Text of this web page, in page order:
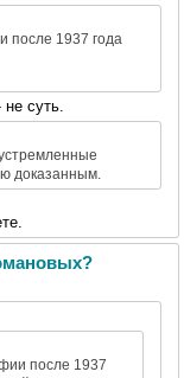
после 1937 года
суть.
доказанным.
после 1937